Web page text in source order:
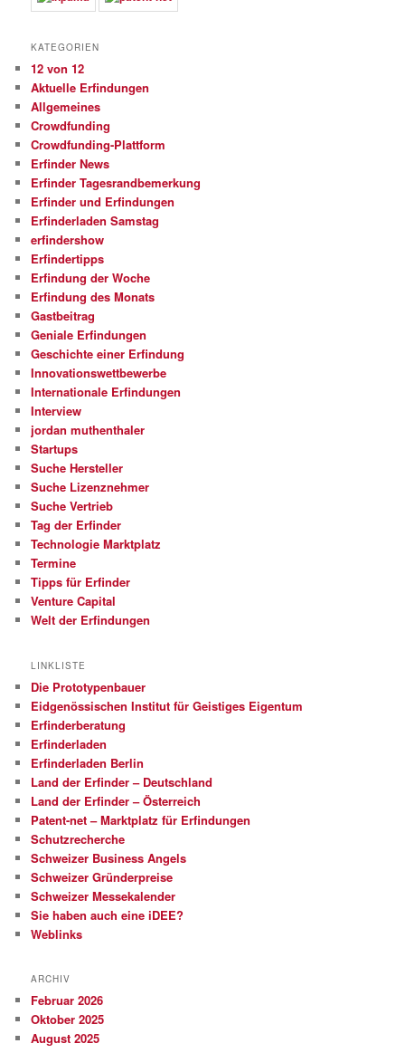
KATEGORIEN
12 von 12
Aktuelle Erfindungen
Allgemeines
Crowdfunding
Crowdfunding-Plattform
Erfinder News
Erfinder Tagesrandbemerkung
Erfinder und Erfindungen
Erfinderladen Samstag
erfindershow
Erfindertipps
Erfindung der Woche
Erfindung des Monats
Gastbeitrag
Geniale Erfindungen
Geschichte einer Erfindung
Innovationswettbewerbe
Internationale Erfindungen
Interview
jordan muthenthaler
Startups
Suche Hersteller
Suche Lizenznehmer
Suche Vertrieb
Tag der Erfinder
Technologie Marktplatz
Termine
Tipps für Erfinder
Venture Capital
Welt der Erfindungen
LINKLISTE
Die Prototypenbauer
Eidgenössischen Institut für Geistiges Eigentum
Erfinderberatung
Erfinderladen
Erfinderladen Berlin
Land der Erfinder – Deutschland
Land der Erfinder – Österreich
Patent-net – Marktplatz für Erfindungen
Schutzrecherche
Schweizer Business Angels
Schweizer Gründerpreise
Schweizer Messekalender
Sie haben auch eine iDEE?
Weblinks
ARCHIV
Februar 2026
Oktober 2025
August 2025